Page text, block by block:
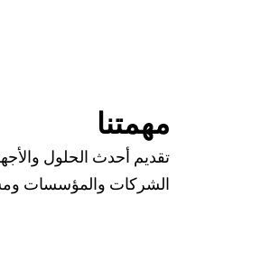
مهمتنا​
تقديم أحدث الحلول
الشركات والمؤسسات